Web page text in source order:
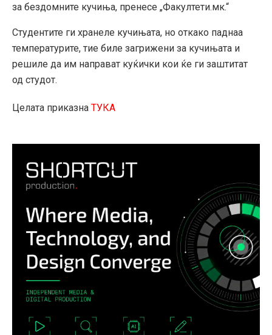
за бездомните кучиња, пренесе „Факултети.мк.“
Студентите ги хранеле кучињата, но откако паднаа
температурите, тие биле загрижени за кучињата и
решиле да им направат куќички кои ќе ги заштитат
од студот.
Целата приказна ТУКА